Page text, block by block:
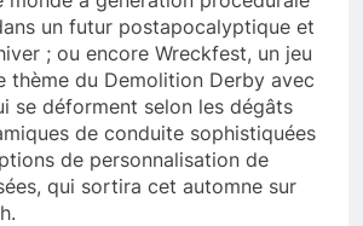
un futur postapocalyptique et
; ou encore Wreckfest, un jeu
thème du Demolition Derby avec
se déforment selon les dégâts
de conduite sophistiquées
de personnalisation de
qui sortira cet automne sur